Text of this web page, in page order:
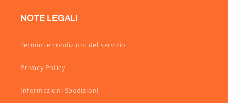
NOTE LEGALI
Termini e condizioni del servizio
Privacy Policy
Informazioni Spedizioni